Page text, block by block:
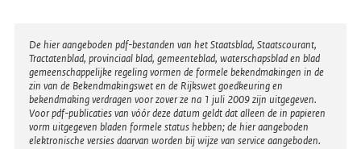
:
Disclaimer
De hier aangeboden pdf-bestanden van het Staatsblad, Staatscourant,
Tractatenblad, provinciaal blad, gemeenteblad, waterschapsblad en blad
gemeenschappelijke regeling vormen de formele bekendmakingen in de
zin van de Bekendmakingswet en de Rijkswet goedkeuring en
bekendmaking verdragen voor zover ze na 1 juli 2009 zijn uitgegeven.
Voor pdf-publicaties van vóór deze datum geldt dat alleen de in papieren
vorm uitgegeven bladen formele status hebben; de hier aangeboden
elektronische versies daarvan worden bij wijze van service aangeboden.